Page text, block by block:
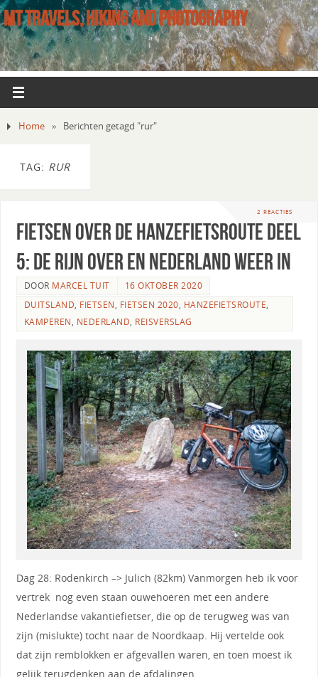
MT TRAVELS, HIKING AND PHOTOGRAPHY
Home » Berichten getagd "rur"
TAG: RUR
2 REACTIES
Fietsen over de Hanzefietsroute deel
5: de Rijn over en Nederland weer in
DOOR MARCEL TUIT
16 OKTOBER 2020
DUITSLAND, FIETSEN, FIETSEN 2020, HANZEFIETSROUTE,
KAMPEREN, NEDERLAND, REISVERSLAG
Dag 28: Rodenkirch –> Julich (82km) Vanmorgen heb ik voor
vertrek nog even staan ouwehoeren met een andere
Nederlandse vakantiefietser, die op de terugweg was van
zijn (mislukte) tocht naar de Noordkaap. Hij vertelde ook
dat zijn remblokken er afgevallen waren, en toen moest ik
gelijk terugdenken aan de afdalingen…